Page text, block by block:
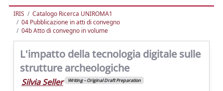
IRIS
Catalogo Ricerca UNIROMA1
04 Pubblicazione in atti di convegno
04b Atto di convegno in volume
L'impatto della tecnologia digitale sulle
strutture archeologiche
Silvia Seller Writing – Original Draft Preparation